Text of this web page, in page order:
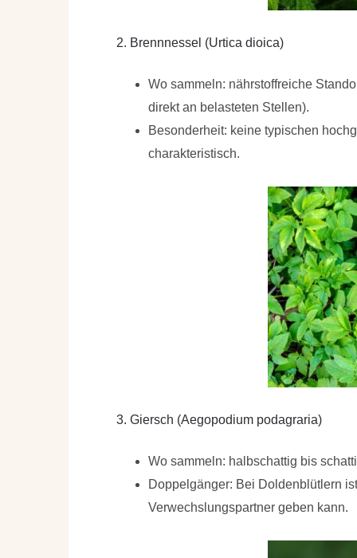
2. Brennnessel (Urtica dioica)
Wo sammeln: nährstoffreiche
direkt an belasteten Stellen).
Besonderheit: keine typischen
charakteristisch.
3. Giersch (Aegopodium podagraria)
Wo sammeln: halbschattig bis
Doppelgänger: Bei Doldenblütlern
Verwechslungspartner geben kann.